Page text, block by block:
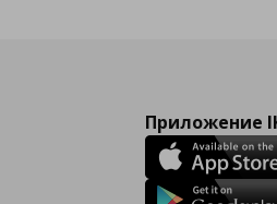
Приложение